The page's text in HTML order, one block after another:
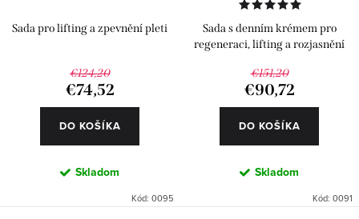
Sada pro lifting a zpevnění pleti
€124,20
€74,52
DO KOŠÍKA
Skladom
Kód: 0095
Sada s denním krémem pro
regeneraci, lifting a rozjasnění
€151,20
€90,72
DO KOŠÍKA
Skladom
Kód: 0091